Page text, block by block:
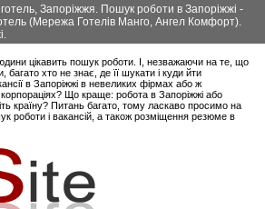
готель, Запоріжжя. Пошук роботи в Запоріжжі -
(Мережа Готелів Манго, Ангел Комфорт).
цікавить пошук роботи. І, незважаючи на те, що
багато хто не знає, де її шукати і куди йти
в Запоріжжі в невеликих фірмах або ж
Що краще: робота в Запоріжжі або
країну? Питань багато, тому ласкаво просимо на
роботи і вакансій, а також розміщення резюме в